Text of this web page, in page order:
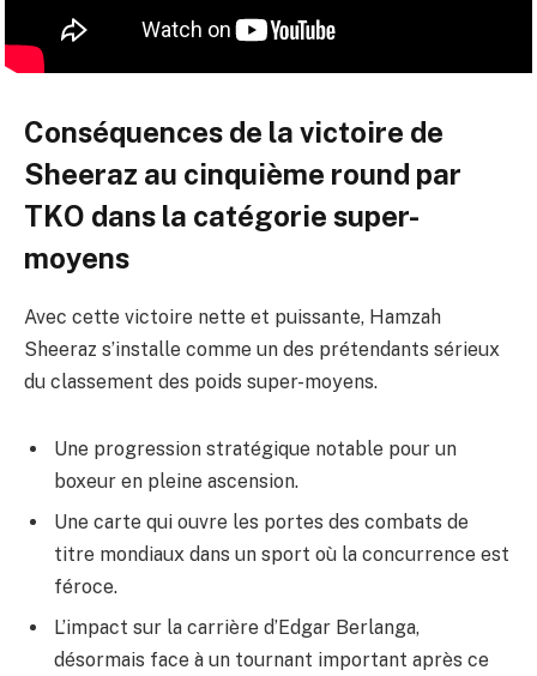
Conséquences de la victoire de
Sheeraz au cinquième round par
TKO dans la catégorie super-
moyens
Avec cette victoire nette et puissante, Hamzah
Sheeraz s’installe comme un des prétendants sérieux
du classement des poids super-moyens.
Une progression stratégique notable pour un
boxeur en pleine ascension.
Une carte qui ouvre les portes des combats de
titre mondiaux dans un sport où la concurrence est
féroce.
L’impact sur la carrière d’Edgar Berlanga,
désormais face à un tournant important après ce